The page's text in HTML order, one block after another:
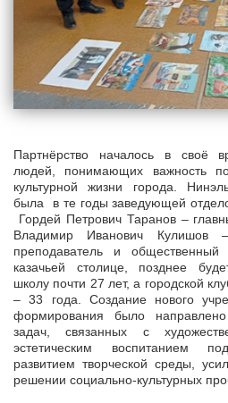
Партнёрство началось в своё
людей, понимающих важность
культурной жизни города.
была в те годы заведующей
Гордей Петрович Таранов –
Владимир Иванович
преподаватель и
казачьей столице, позднее
школу почти 27 лет, а городской
– 33 года. Создание нового
формирования было
задач, связанных с
эстетическим воспитанием
развитием творческой среды,
решении социально-культурных